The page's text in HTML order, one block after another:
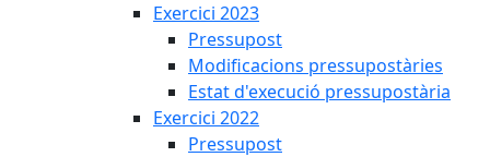
Exercici 2023
Pressupost
Modificacions pressupostàries
Estat d'execució pressupostària
Exercici 2022
Pressupost